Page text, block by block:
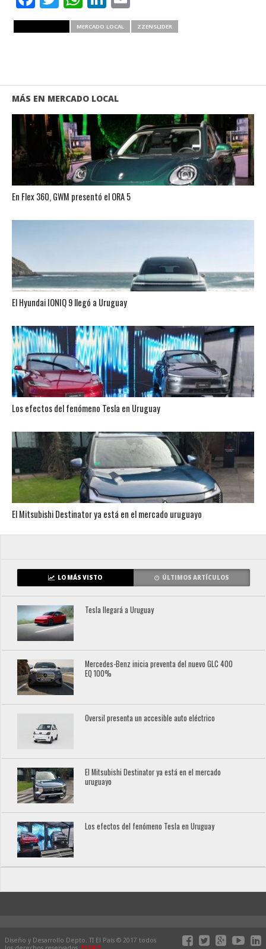
MERCADO LOCAL ZZENSLIDER
MÁS EN MERCADO LOCAL
En Flex 360, GWM presentó el ORA 5
El Hyundai IONIQ 9 llegó a Uruguay
Los efectos del fenómeno Tesla en Uruguay
El Mitsubishi Destinator ya está en el mercado uruguayo
LO MÁS VISTO ÚLTIMOS ARTÍCULOS
Tesla llegará a Uruguay
Mercedes-Benz inicia preventa del nuevo GLC 400
EQ 100%
Oversil presenta un accesible auto eléctrico
El Mitsubishi Destinator ya está en el mercado
uruguayo
Los efectos del fenómeno Tesla en Uruguay
Diseño y Desarrollo Depto. TI El País © 2017 todos